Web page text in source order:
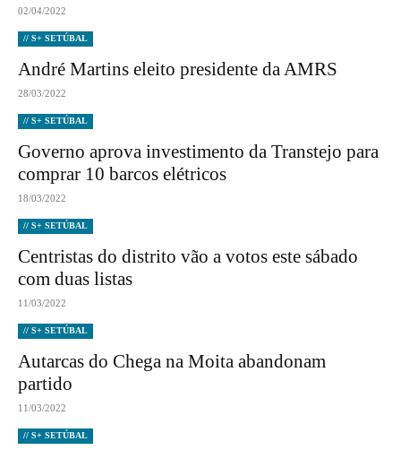
02/04/2022
// S+ SETÚBAL
André Martins eleito presidente da AMRS
28/03/2022
// S+ SETÚBAL
Governo aprova investimento da Transtejo para
comprar 10 barcos elétricos
18/03/2022
// S+ SETÚBAL
Centristas do distrito vão a votos este sábado
com duas listas
11/03/2022
// S+ SETÚBAL
Autarcas do Chega na Moita abandonam
partido
11/03/2022
// S+ SETÚBAL